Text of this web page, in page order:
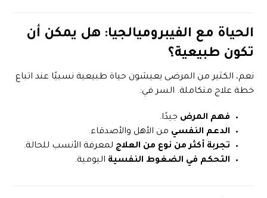
الحياة مع الفيبروميالجيا: هل يمكن أن
تكون طبيعية؟
نعم، الكثير من المرضى يعيشون حياة طبيعية نسبيًا عند اتباع
خطة علاج متكاملة. السر في:
فهم المرض جيدًا.
الدعم النفسي من الأهل والأصدقاء.
تجربة أكثر من نوع من العلاج لمعرفة الأنسب للحالة.
التحكم في الضغوط النفسية اليومية.